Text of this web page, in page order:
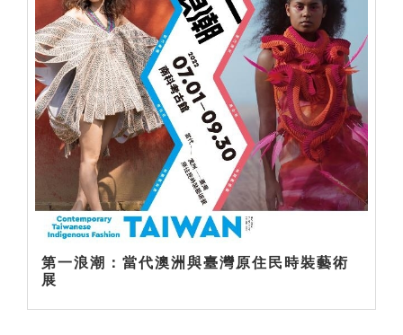
第一浪潮：當代澳洲與臺灣原住民時裝藝術
展